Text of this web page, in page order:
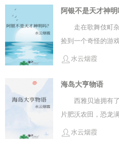
船副*拍卖所害怕人
女仆单元四：反目
被抵债的小可怜单
发达的岛屿开了一
想到一年两年，生
一点动静。有人看
殴打小混混。七武
阿银不是天才神明
走在歌舞伎町
捡到一个奇怪的游
吗？】 【你想享受
水云烟霞
海岛大亨物语
西雅贝迪拥有
片肥沃农田，恐龙
家界面上写着： 财
水云烟霞